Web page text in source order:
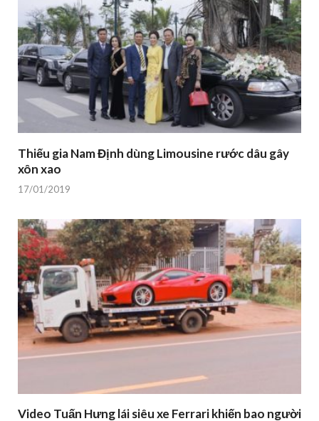
Thiếu gia Nam Định dùng Limousine rước dâu gây
xôn xao
17/01/2019
Video Tuấn Hưng lái siêu xe Ferrari khiến bao người